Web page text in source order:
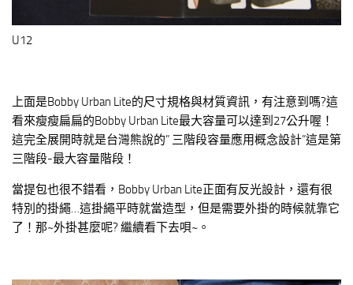
U12
上面是Bobby Urban Lite的尺寸規格與材質資訊，有注意到嗎?這
看來瘦瘦扁扁的Bobby Urban Lite最大容量可以達到27公升喔！
這完全展開時就是台灣熊說的” 三階段容量應用概念設計”這是第
三階段-最大容量階段！
當提包也很不錯看，Bobby Urban Lite正面有反光設計，還有很
特別的掛繩…這掛繩平時就當造型，但是需要外掛的時候就靠它
了！那~外掛甚麼呢? 繼續看下去唄~。